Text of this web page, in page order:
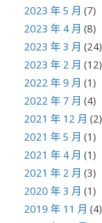
2023 年 5 月 (7)
2023 年 4 月 (8)
2023 年 3 月 (24)
2023 年 2 月 (12)
2022 年 9 月 (1)
2022 年 7 月 (4)
2021 年 12 月 (2)
2021 年 5 月 (1)
2021 年 4 月 (1)
2021 年 2 月 (3)
2020 年 3 月 (1)
2019 年 11 月 (4)